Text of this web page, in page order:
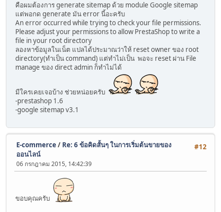
คือผมต้องการ generate sitemap ด้วย module Google sitemap
แต่พอกด generate มัน error นี้อะครับ
An error occurred while trying to check your file permissions.
Please adjust your permissions to allow PrestaShop to write a
file in your root directory
ลองหาข้อมูลในเน็ต แปลได้ประมาณว่าให้ reset owner ของ root
directory(ทำเป็น command) แต่ทำไม่เป็น พอจะ reset ผ่าน File
manage ของ direct admin ก็ทำไม่ได้
มีใครเคยเจอบ้าง ช่วยหน่อยครับ
-prestashop 1.6
-google sitemap v3.1
#12
E-commerce/ Re: 6 ข้อคิดสั้นๆ ในการเริ่มต้นขายของ
ออนไลน์
06 กรกฎาคม 2015, 14:42:39
ขอบคุณครับ